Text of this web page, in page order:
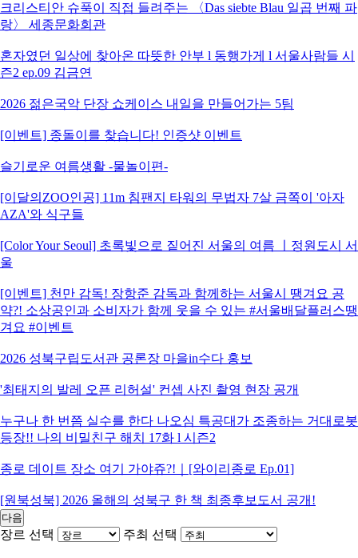
크리스티안 슈푹이 직접 들려주는 〈Das siebte Blau 일곱 번째 파
랑〉 세종문화회관
혼자였던 일상에 찾아온 따뜻한 안부 l 동행가게 l 서울사람들 시
즌2 ep.09 김금연
2026 젊은국악 단장 쇼케이스 내일을 만들어가는 5팀
[이벤트] 종돌이를 찾습니다! 인증샷 이벤트
슬기로운 여름생활 -물놀이편-
[이달의ZOO인공] 11m 침팬지 타워의 무법자 7살 금쪽이 '아자
AZA'와 식구들
[Color Your Seoul] 초록빛으로 짙어진 서울의 여름 ㅣ정원도시 서
울
[이벤트] 천만 감독! 장항준 감독과 함께하는 서울시 땡겨요 공
약?! 소상공인과 소비자가 함께 웃을 수 있는 #서울배달플러스땡
겨요 #이벤트
2026 성북구립도서관 공론장 마을in수다 홍보
'최태지의 발레 오픈 리허설' 컨셉 사진 촬영 현장 공개
누구나 한 번쯤 실수를 한다 나오심 특공대가 조종하는 거대로봇
등장!! 나의 비밀친구 해치 17화 l 시즌2
종로 데이트 장소 여기 가야쥬?!｜[와이리종로 Ep.01]
[원북성북] 2026 올해의 성북구 한 책 최종후보도서 공개!
다음
장르 선택 주최 선택